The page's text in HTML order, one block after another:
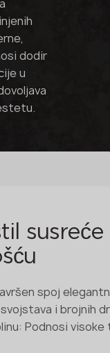
dodir
u
susreće
spoj
i brojnih
Podnosi